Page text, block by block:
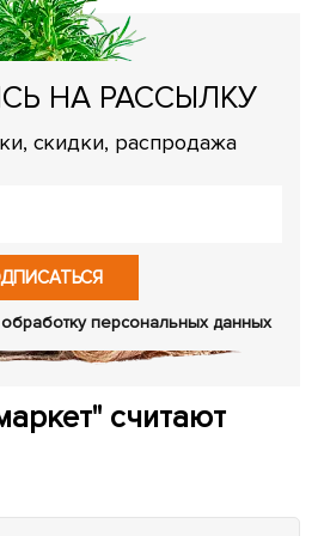
НА РАССЫЛКУ
скидки, распродажа
персональных данных
считают